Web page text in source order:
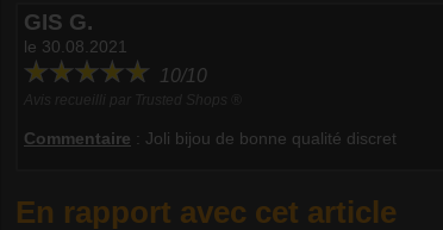
GIS G.
le 30.08.2021
10/10
Commentaire : Joli bijou de bonne qualité discret
En rapport avec cet article